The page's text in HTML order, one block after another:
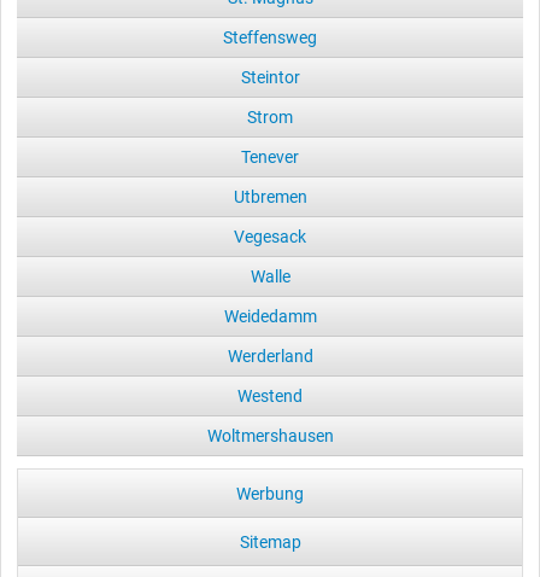
Steffensweg
Steintor
Strom
Tenever
Utbremen
Vegesack
Walle
Weidedamm
Werderland
Westend
Woltmershausen
Werbung
Sitemap